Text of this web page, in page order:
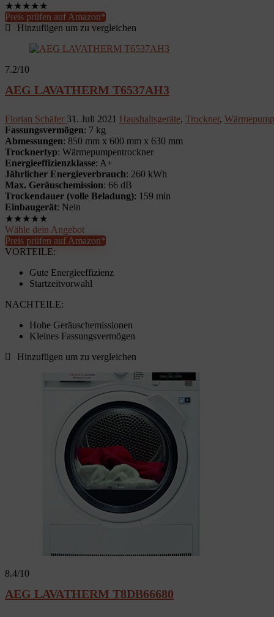
★★★★★
Preis prüfen auf Amazon*
Hinzufügen um zu vergleichen
7.2/10
AEG LAVATHERM T6537AH3
Florian Schäfer 31. Juli 2021 Haushaltsgeräte, Trockner,
Fassungsvermögen: 7 kg
Abmessungen: 850 mm x 600 mm x 630 mm
Trocknertyp: Wärmepumpentrockner
Energieeffizienzklasse: A+
Jährlicher Energieverbrauch: 260 kWh
Max. Geräuschemission: 66 dB
Trockendauer (volle Beladung): 159 min
Einbaugerät: Nein
★★★★★
Wähle dein Angebot
Preis prüfen auf Amazon*
VORTEILE:
Gute Energieeffizienz
Startzeitvorwahl
NACHTEILE:
Hohe Geräuschemissionen
Kleines Fassungsvermögen
Hinzufügen um zu vergleichen
8.4/10
AEG LAVATHERM T8DB66680